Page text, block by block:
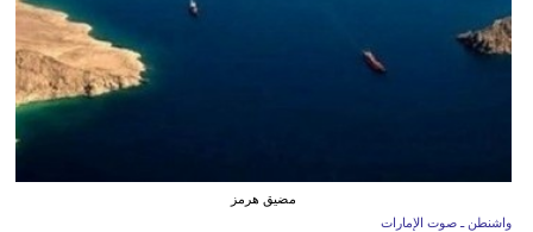
مضيق هرمز
واشنطن ـ صوت الإمارات